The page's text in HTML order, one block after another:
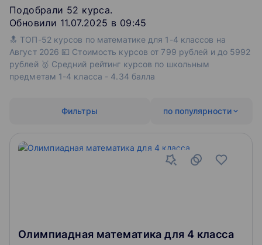
Подобрали 52 курса.
Обновили 11.07.2025 в 09:45
🔝 ТОП-52 курсов по математике для 1-4 классов на
Август 2026 💴 Стоимость курсов от 799 рублей и до 5992
рублей 🥇 Средний рейтинг курсов по школьным
предметам 1-4 класса - 4.34 балла
по популярности
Фильтры
Олимпиадная математика для 4 класса